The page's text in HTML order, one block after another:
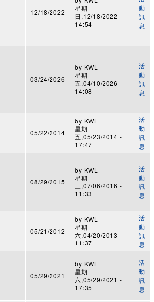
12/18/2022
星期
日,12/18/2022 -
14:54
動
訊
息
03/24/2026
by KWL
星期
五,04/10/2026 -
14:08
活
動
訊
息
05/22/2014
by KWL
星期
五,05/23/2014 -
17:47
活
動
訊
息
08/29/2015
by KWL
星期
三,07/06/2016 -
11:33
活
動
訊
息
05/21/2012
by KWL
星期
六,04/20/2013 -
11:37
活
動
訊
息
05/29/2021
by KWL
星期
六,05/29/2021 -
17:35
活
動
訊
息